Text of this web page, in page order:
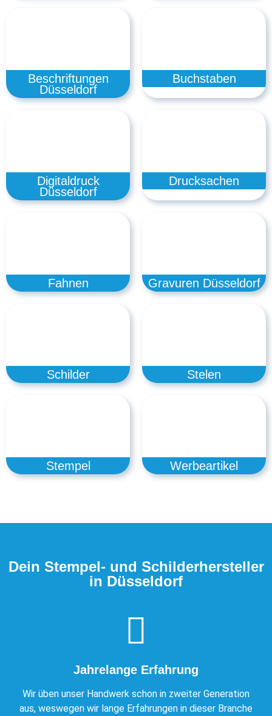
Beschriftungen
Düsseldorf
Buchstaben
Digitaldruck
Düsseldorf
Drucksachen
Fahnen Gravuren Düsseldorf
Schilder Stelen
Stempel Werbeartikel
Dein Stempel- und Schilderhersteller
in Düsseldorf
Jahrelange Erfahrung
Wir üben unser Handwerk schon in zweiter Generation
aus, weswegen wir lange Erfahrungen in dieser Branche